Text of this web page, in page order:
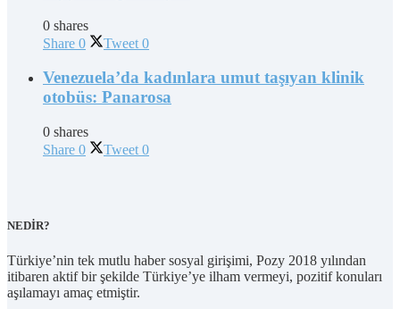
0 shares
Share 0 Tweet 0
Venezuela’da kadınlara umut taşıyan klinik
otobüs: Panarosa
0 shares
Share 0 Tweet 0
NEDİR?
Türkiye’nin tek mutlu haber sosyal girişimi, Pozy 2018 yılından
itibaren aktif bir şekilde Türkiye’ye ilham vermeyi, pozitif konuları
aşılamayı amaç etmiştir.